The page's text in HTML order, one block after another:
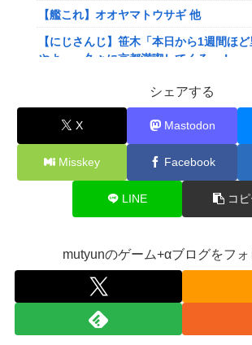
【艦これ】オオヤマトウサギ 他
【にじさんじ】笹木「本日から1週間ほ
やよ～。久々に京都満喫してくるっ！」
【にじさんじ】ののは、初の後輩コラボ
「なかよくなれるかな？！」【8/7(金
【VTuber】Google Play初のトーク番組
ン発表会」発表へ！8名が推しキャラク
う【8/6(木)18:00】
とーーーーーーーーにおもんない！！！
ロロの演劇のせいで2人も無駄死にに
【画像】石川佳純さん(31)の体、エッッ
ッッッッッッ！
【速報】熊本イオンモール、爆発の原因
シェアする
X Mastodon
Misskey Facebook
LINE コ
mutyunのゲーム+αブログをフォ